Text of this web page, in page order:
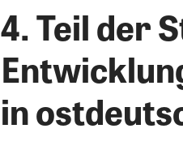
4. Teil der
in